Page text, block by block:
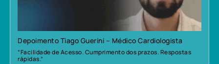
Depoimento Tiago Guerini – Médico Cardiologista
“Facilidade de Acesso. Cumprimento dos prazos. Respostas
rápidas.”